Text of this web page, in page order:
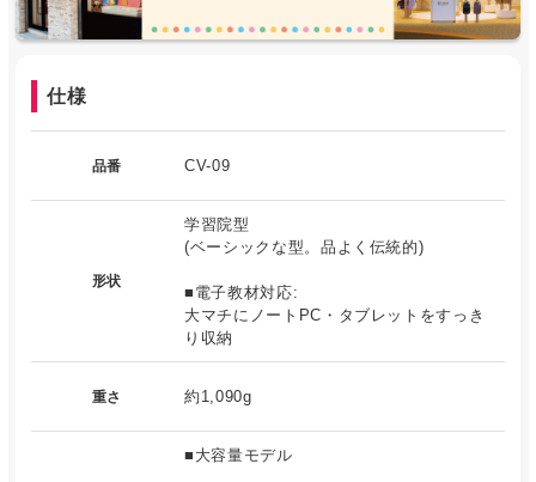
仕様
品番 CV-09
形状
学習院型
(ベーシックな型。品よく伝統的)
■電子教材対応:
大マチにノートPC・タブレットをすっき
り収納
重さ 約1,090g
■大容量モデル